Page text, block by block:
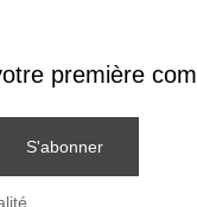
première
S'abonner